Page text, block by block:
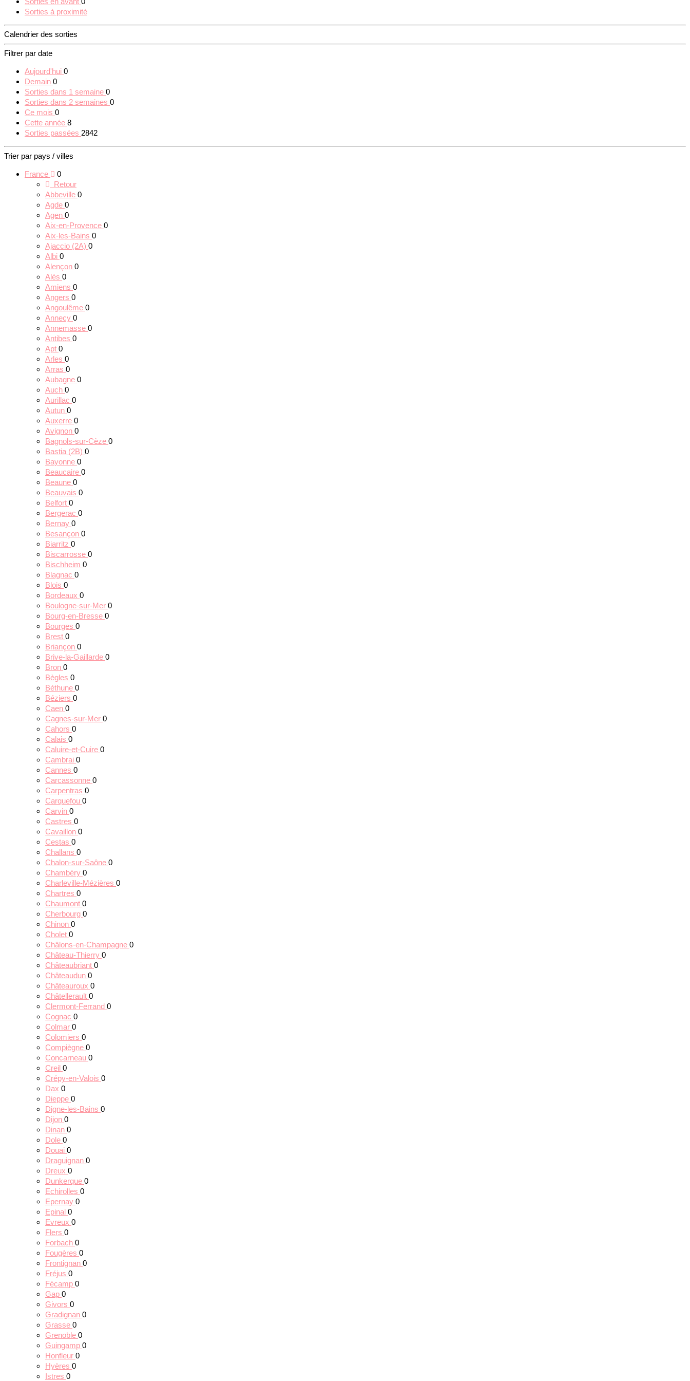
Sorties à proximité
Calendrier des sorties
Filtrer par date
Aujourd'hui 0
Demain 0
Sorties dans 1 semaine 0
Sorties dans 2 semaines 0
Ce mois 0
Cette année 8
Sorties passées 2842
Trier par pays / villes
France
0
Retour
Abbeville 0
Agde 0
Agen 0
Aix-en-Provence 0
Aix-les-Bains 0
Ajaccio (2A) 0
Albi 0
Alençon 0
Alès 0
Amiens 0
Angers 0
Angoulême 0
Annecy 0
Annemasse 0
Antibes 0
Apt 0
Arles 0
Arras 0
Aubagne 0
Auch 0
Aurillac 0
Autun 0
Auxerre 0
Avignon 0
Bagnols-sur-Cèze 0
Bastia (2B) 0
Bayonne 0
Beaucaire 0
Beaune 0
Beauvais 0
Belfort 0
Bergerac 0
Bernay 0
Besançon 0
Biarritz 0
Biscarrosse 0
Bischheim 0
Blagnac 0
Blois 0
Bordeaux 0
Boulogne-sur-Mer 0
Bourg-en-Bresse 0
Bourges 0
Brest 0
Briançon 0
Brive-la-Gaillarde 0
Bron 0
Bègles 0
Béthune 0
Béziers 0
Caen 0
Cagnes-sur-Mer 0
Cahors 0
Calais 0
Caluire-et-Cuire 0
Cambrai 0
Cannes 0
Carcassonne 0
Carpentras 0
Carquefou 0
Carvin 0
Castres 0
Cavaillon 0
Cestas 0
Challans 0
Chalon-sur-Saône 0
Chambéry 0
Charleville-Mézières 0
Chartres 0
Chaumont 0
Cherbourg 0
Chinon 0
Cholet 0
Châlons-en-Champagne 0
Château-Thierry 0
Châteaubriant 0
Châteaudun 0
Châteauroux 0
Châtellerault 0
Clermont-Ferrand 0
Cognac 0
Colmar 0
Colomiers 0
Compiègne 0
Concarneau 0
Creil 0
Crépy-en-Valois 0
Dax 0
Dieppe 0
Digne-les-Bains 0
Dijon 0
Dinan 0
Dole 0
Douai 0
Draguignan 0
Dreux 0
Dunkerque 0
Echirolles 0
Epernay 0
Epinal 0
Evreux 0
Flers 0
Forbach 0
Fougères 0
Frontignan 0
Fréjus 0
Fécamp 0
Gap 0
Givors 0
Gradignan 0
Grasse 0
Grenoble 0
Guingamp 0
Honfleur 0
Hyères 0
Istres 0